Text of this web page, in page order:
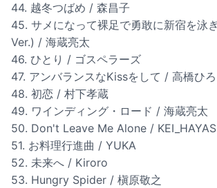
44. 越冬つばめ / 森昌子
45. サメになって裸足で勇敢に新宿を泳
Ver.) / 海蔵亮太
46. ひとり / ゴスペラーズ
47. アンバランスなKissをして / 高橋ひろ
48. 初恋 / 村下孝蔵
49. ワインディング・ロード / 海蔵亮太
50. Don't Leave Me Alone /
51. お料理行進曲 / YUKA
52. 未来へ / Kiroro
53. Hungry Spider / 槇原敬之